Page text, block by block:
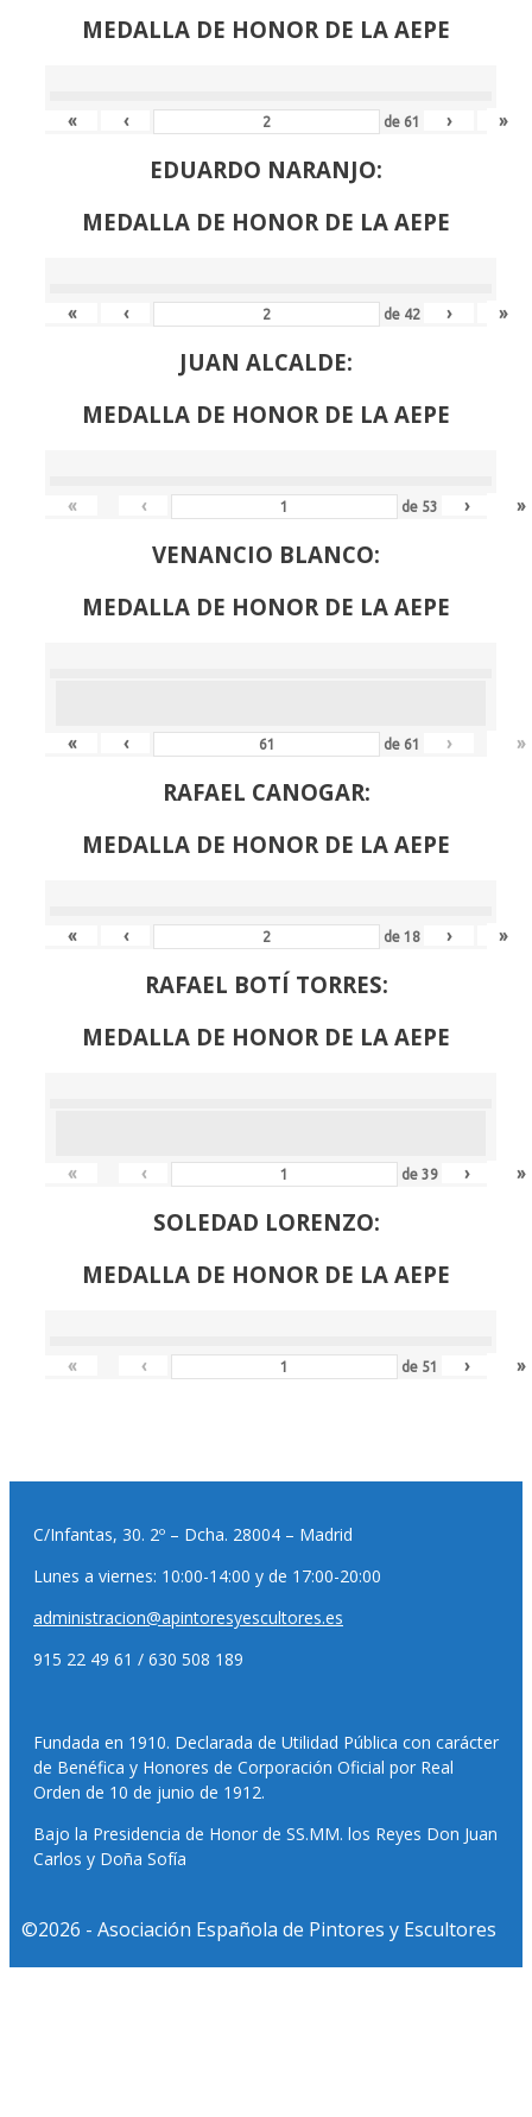
MEDALLA DE HONOR DE LA AEPE
« ‹ de 61 › »
EDUARDO NARANJO:
MEDALLA DE HONOR DE LA AEPE
« ‹ de 42 › »
JUAN ALCALDE:
MEDALLA DE HONOR DE LA AEPE
« ‹ de 53 › »
VENANCIO BLANCO:
MEDALLA DE HONOR DE LA AEPE
« ‹ de 61 › »
RAFAEL CANOGAR:
MEDALLA DE HONOR DE LA AEPE
« ‹ de18 › »
RAFAEL BOTÍ TORRES:
MEDALLA DE HONOR DE LA AEPE
« ‹ de39 › »
SOLEDAD LORENZO:
MEDALLA DE HONOR DE LA AEPE
« ‹ de 51 › »
C/Infantas, 30. 2º – Dcha. 28004 – Madrid
Lunes a viernes: 10:00-14:00 y de 17:00-20:00
administracion@apintoresyescultores.es
915 22 49 61 / 630 508 189
Fundada en 1910. Declarada de Utilidad Pública con carácter
de Benéfica y Honores de Corporación Oficial por Real
Orden de 10 de junio de 1912.
Bajo la Presidencia de Honor de SS.MM. los Reyes Don Juan
Carlos y Doña Sofía
©2026 - Asociación Española de Pintores y Escultores